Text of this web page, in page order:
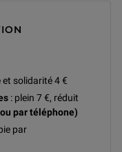
et solidarité 4 €
: plein 7 €, réduit
par téléphone)
par